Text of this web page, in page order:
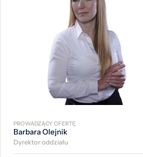
PROWADZĄCY OFERTĘ
Barbara Olejnik
Dyrektor oddziału